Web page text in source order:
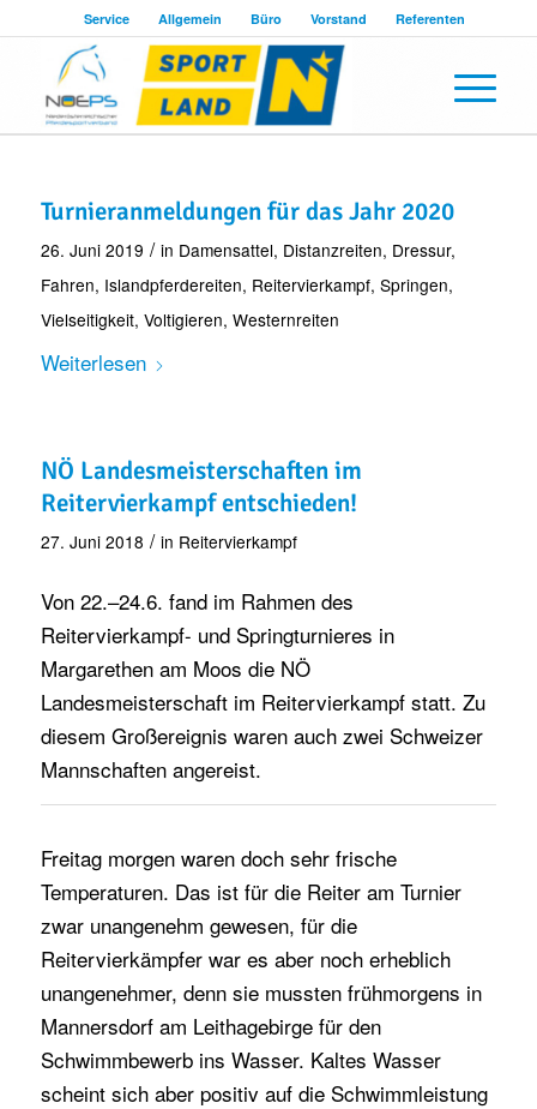
Service Allgemein Büro Vorstand Referenten
Turnieranmeldungen für das Jahr 2020
26. Juni 2019 / in Damensattel, Distanzreiten, Dressur,
Fahren, Islandpferdereiten, Reitervierkampf, Springen,
Vielseitigkeit, Voltigieren, Westernreiten
Weiterlesen
NÖ Landesmeisterschaften im
Reitervierkampf entschieden!
27. Juni 2018 / in Reitervierkampf
Von 22.–24.6. fand im Rahmen des
Reitervierkampf- und Springturnieres in
Margarethen am Moos die NÖ
Landesmeisterschaft im Reitervierkampf statt. Zu
diesem Großereignis waren auch zwei Schweizer
Mannschaften angereist.
Freitag morgen waren doch sehr frische
Temperaturen. Das ist für die Reiter am Turnier
zwar unangenehm gewesen, für die
Reitervierkämpfer war es aber noch erheblich
unangenehmer, denn sie mussten frühmorgens in
Mannersdorf am Leithagebirge für den
Schwimmbewerb ins Wasser. Kaltes Wasser
scheint sich aber positiv auf die Schwimmleistung